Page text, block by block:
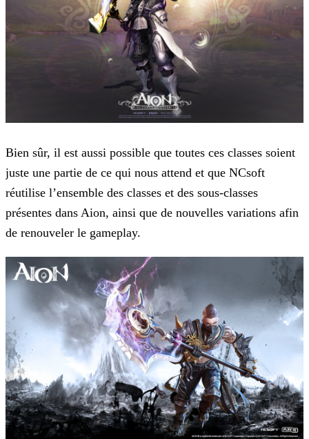
Bien sûr, il est aussi possible que toutes ces classes soient
juste une partie de ce qui nous attend et que NCsoft
réutilise l’ensemble des classes et des sous-classes
présentes dans Aion, ainsi que de nouvelles variations afin
de renouveler le gameplay.